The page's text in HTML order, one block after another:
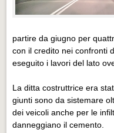
Eventi Vigevano
Eventi Vigevano
Eventi Pavia
Eventi Pavia
partire da giugno per
con il credito nei confronti
eseguito i lavori del lato
La ditta costruttrice era
giunti sono da sistemare
dei veicoli anche per le
danneggiano il cemento.